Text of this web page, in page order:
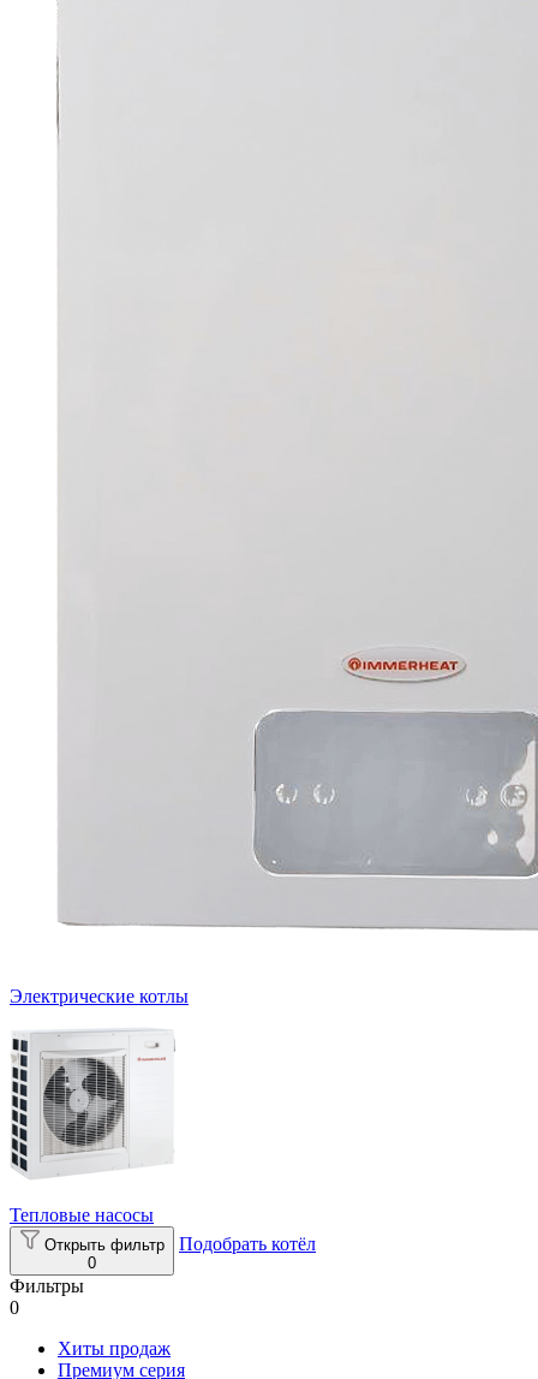
Электрические котлы
Тепловые насосы
Открыть фильтр
0
Подобрать котёл
Фильтры
0
Хиты продаж
Премиум серия